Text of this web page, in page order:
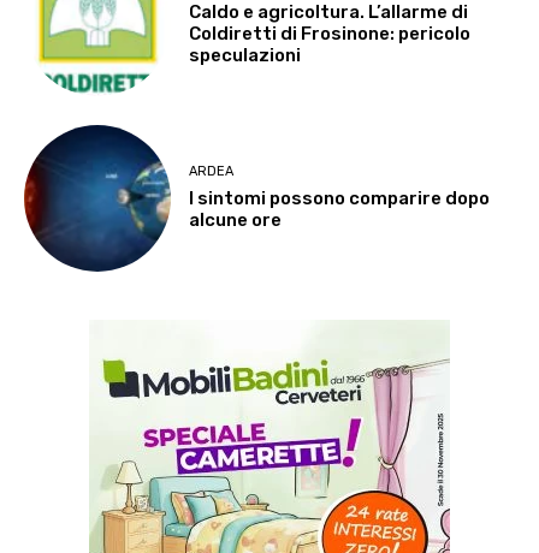
Caldo e agricoltura. L’allarme di
Coldiretti di Frosinone: pericolo
speculazioni
ARDEA
I sintomi possono comparire dopo
alcune ore